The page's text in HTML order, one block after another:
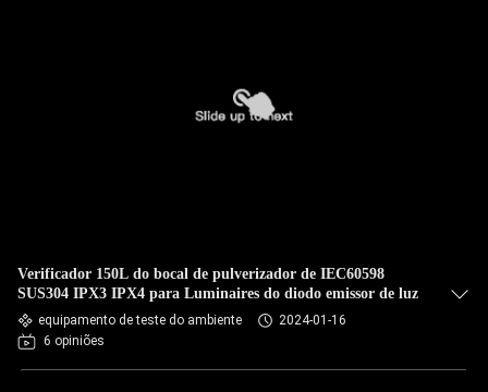
Verificador 150L do bocal de pulverizador de IEC60598
SUS304 IPX3 IPX4 para Luminaires do diodo emissor de luz
equipamento de teste do ambiente
2024-01-16
6 opiniões